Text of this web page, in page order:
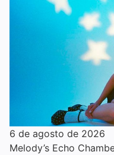
6 de agosto de 2026
Melody’s Echo